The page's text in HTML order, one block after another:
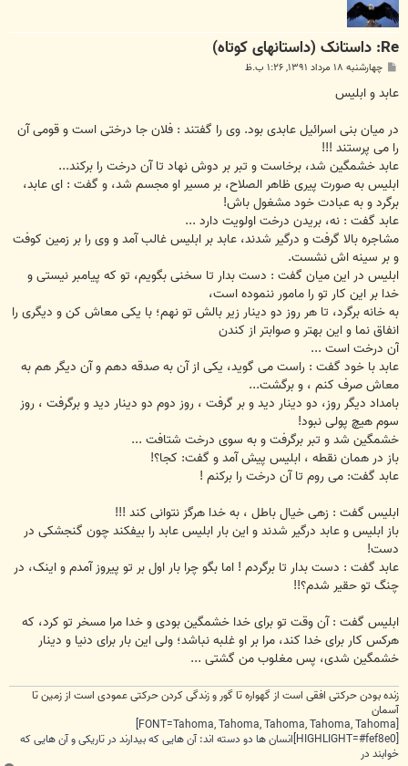
Re: داستانک (داستانهای کوتاه)
پ
ت
چهارشنبه ۱۸ مرداد ۱۳۹۱, ۱:۲۶ ب.ظ
عابد و ابلیس‎
در میان بنی اسرائیل عابدی بود. وی را گفتند : فلان جا درختی است و قومی آن
را می پرستند !!!
عابد خشمگین شد، برخاست و تبر بر دوش نهاد تا آن درخت را برکند...
ابلیس به صورت پیری ظاهر الصلاح، بر مسیر او مجسم شد، و گفت : ای عابد،
برگرد و به عبادت خود مشغول باش!
عابد گفت : نه، بریدن درخت اولویت دارد ...
مشاجره بالا گرفت و درگیر شدند، عابد بر ابلیس غالب آمد و وی را بر زمین کوفت
و بر سینه اش نشست.
ابلیس در این میان گفت : دست بدار تا سخنی بگویم، تو که پیامبر نیستی و
خدا بر این کار تو را مامور ننموده است،
به خانه برگرد، تا هر روز دو دینار زیر بالش تو نهم؛ با یکی معاش کن و دیگری را
انفاق نما و این بهتر و صوابتر از کندن
آن درخت است ...
عابد با خود گفت : راست می گوید، یکی از آن به صدقه دهم و آن دیگر هم به
معاش صرف کنم ، و برگشت...
بامداد دیگر روز، دو دینار دید و بر گرفت ، روز دوم دو دینار دید و برگرفت ، روز
سوم هیچ پولی نبود!
خشمگین شد و تبر برگرفت و به سوی درخت شتافت ...
باز در همان نقطه ، ابلیس پیش آمد و گفت: کجا؟!
عابد گفت: می روم تا آن درخت را برکنم !
ابلیس گفت : زهی خیال باطل ، به خدا هرگز نتوانی کند !!!
باز ابلیس و عابد درگیر شدند و این بار ابلیس عابد را بیفکند چون گنجشکی در
دست!
عابد گفت : دست بدار تا برگردم ! اما بگو چرا بار اول بر تو پیروز آمدم و اینک، در
چنگ تو حقیر شدم؟!!
ابلیس گفت : آن وقت تو برای خدا خشمگین بودی و خدا مرا مسخر تو کرد، که
هرکس کار برای خدا کند، مرا بر او غلبه نباشد؛ ولی این بار برای دنیا و دینار
خشمگین شدی، پس مغلوب من گشتی ...
زنده بودن حرکتی افقی است از گهواره تا گور و زندگی کردن حرکتی عمودی است از زمین تا
آسمان
[FONT=Tahoma, Tahoma, Tahoma, Tahoma, Tahoma]
[HIGHLIGHT=#fef8e0]انسان ها دو دسته اند: آن هایی که بیدارند در تاریکی و آن هایی که
خوابند در